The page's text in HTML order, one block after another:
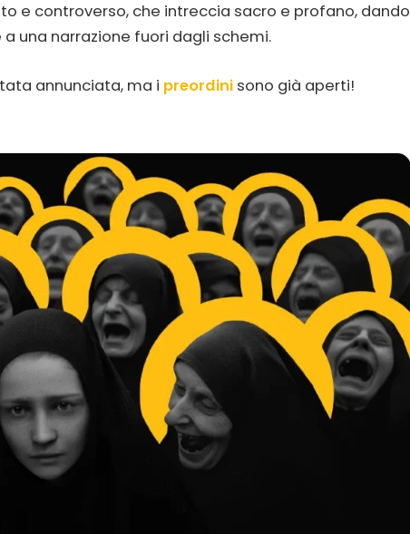
e controverso, che intreccia sacro e profano, dando
una narrazione fuori dagli schemi.
annunciata, ma i preordini sono già aperti!